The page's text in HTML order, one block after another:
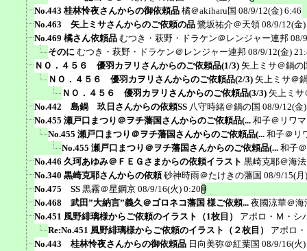
No.443 桂林怜夜さんからの御依頼品 橘＠akiharu国 08/9/12(金) 6:46
No.463 矢上ミサさんからのご依頼の品 鷺坂祐介＠天領 08/9/12(金
No.469 橘さん依頼品 むつき・萩野・ドラケン＠レンジャー連邦 08/
そのに むつき・萩野・ドラケン＠レンジャー連邦 08/9/12(金)
ＮＯ．４５６ 優羽カヲリさんからのご依頼品(1/3) 矢上ミサ＠鍋の
ＮＯ．４５６ 優羽カヲリさんからのご依頼品(2/3) 矢上ミサ＠
ＮＯ．４５６ 優羽カヲリさんからのご依頼品(3/3) 矢上ミサ
No.442 島鍋 玖日さんからの依頼SS 八守時緒＠鍋の国 08/9/12(金
No.455 瀬戸口まつり＠ヲチ藩国さんからのご依頼品(... 和子＠リワ
No.455 瀬戸口まつり＠ヲチ藩国さんからのご依頼品(... 和子＠リ
No.455 瀬戸口まつり＠ヲチ藩国さんからのご依頼品(... 和子
No.446 久珂あゆみ＠ＦＥＧさまからの依頼イラスト 黒崎克耶＠海
No.340 黒崎克耶さんからの依頼 砂神時雨＠たけきの藩国 08/9/15(月
No.475 SS 黒霧＠星鋼京 08/9/16(火) 0:20
No.468 武田”大納言”義久＠ゴロネコ藩国 様ご依頼... 夜國涼華＠海
No.451 風野緋璃様からご依頼のイラスト（1枚目）
アポロ・Ｍ・シ
Re:No.451 風野緋璃様からご依頼のイラスト（２枚目）
アポロ
No.443 桂林怜夜さんからの御依頼品 日向美弥＠紅葉国 08/9/16(火